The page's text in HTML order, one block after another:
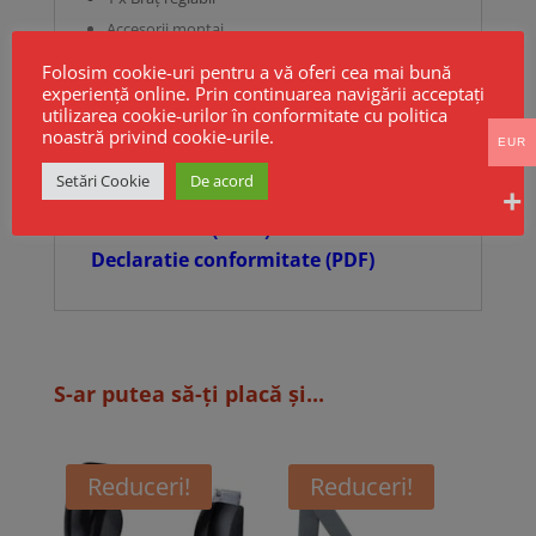
Accesorii montaj
Manual de instrucțiuni
Garanție:1 an
Disponibil pe stoc. Livrare rapidă.
📦Comandă acum și asigură-ți o ușă care se
Declaratie conformitate (PDF)
S-ar putea să-ți placă și...
Reduceri! Reduceri!
Folosim cookie-uri pentru a vă oferi cea mai bună
experiență online. Prin continuarea navigării acceptați
utilizarea cookie-urilor în conformitate cu politica
noastră privind cookie-urile.
Setări Cookie De acord
EUR